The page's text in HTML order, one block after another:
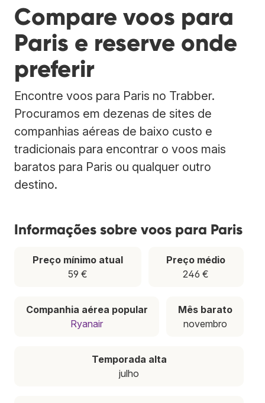
Compare voos para
Paris e reserve onde
preferir
Encontre voos para Paris no Trabber.
Procuramos em dezenas de sites de
companhias aéreas de baixo custo e
tradicionais para encontrar o voos mais
baratos para Paris ou qualquer outro
destino.
Informações sobre voos para Paris
Preço mínimo atual
59 €
Preço médio
246 €
Companhia aérea popular
Ryanair
Mês barato
novembro
Temporada alta
julho